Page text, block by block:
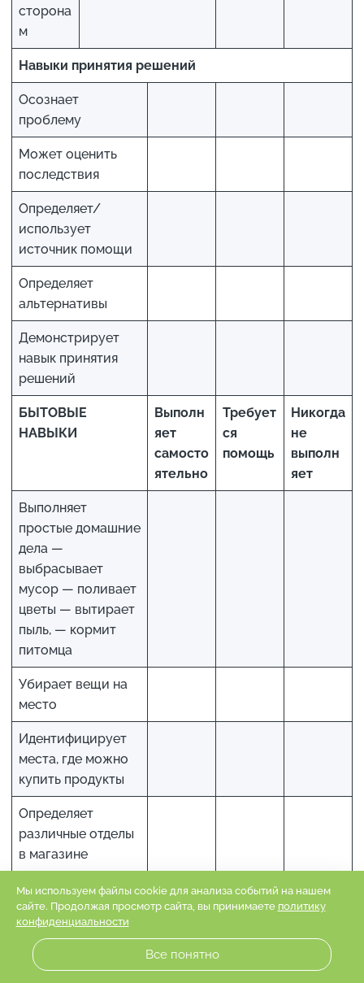
сторона
м
Навыки принятия решений
Осознает
проблему
Может оценить
последствия
Определяет/
использует
источник помощи
Определяет
альтернативы
Демонстрирует
навык принятия
решений
БЫТОВЫЕ
НАВЫКИ
Выполн
яет
самосто
ятельно
Требует
ся
помощь
Никогда
не
выполн
яет
Выполняет
простые домашние
дела —
выбрасывает
мусор — поливает
цветы — вытирает
пыль, — кормит
питомца
Убирает вещи на
место
Идентифицирует
места, где можно
купить продукты
Определяет
различные отделы
в магазине
При
необходимости
обращается за
помощью к
работникам
Мы используем файлы cookie для анализа событий на нашем
сайте. Продолжая просмотр сайта, вы принимаете политику
конфиденциальности
Все понятно